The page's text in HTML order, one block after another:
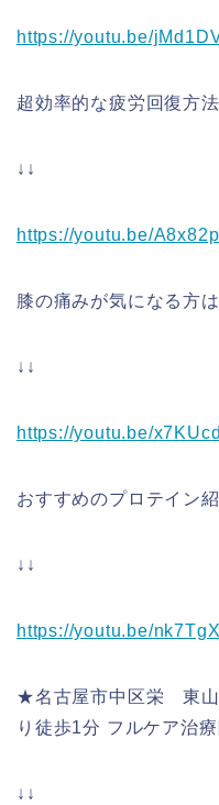
https://youtu.be/
超効率的な疲労回復方法
↓↓
https://youtu.be/
膝の痛みが気になる方
↓↓
https://youtu.be/
おすすめのプロテイン
↓↓
https://youtu.be/
★名古屋市中区栄 東
り徒歩1分 フルケア治
↓↓